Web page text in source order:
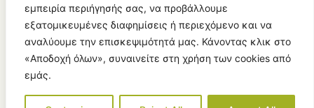
εμπειρία περιήγησής σας, να προβάλλουμε
εξατομικευμένες διαφημίσεις ή περιεχόμενο και να
αναλύουμε την επισκεψιμότητά μας. Κάνοντας κλικ στο
«Αποδοχή όλων», συναινείτε στη χρήση των cookies από
εμάς.
©Copyright 2025 | Created by
1mdigital.gr
Πολιτική
Απορρήτου
Όροι Χρήσης